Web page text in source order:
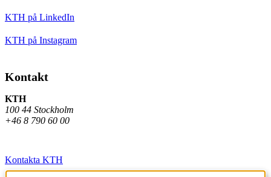
KTH på LinkedIn
KTH på Instagram
Kontakt
KTH
100 44 Stockholm
+46 8 790 60 00
Kontakta KTH